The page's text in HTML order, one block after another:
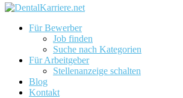
Für Bewerber
Job finden
Suche nach Kategorien
Für Arbeitgeber
Stellenanzeige schalten
Blog
Kontakt